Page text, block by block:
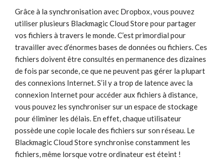
Grâce à la synchronisation avec Dropbox, vous pouvez
utiliser plusieurs Blackmagic Cloud Store pour partager
vos fichiers à travers le monde. C’est primordial pour
travailler avec d’énormes bases de données ou fichiers. Ces
fichiers doivent être consultés en permanence des dizaines
de fois par seconde, ce que ne peuvent pas gérer la plupart
des connexions Internet. S’il y a trop de latence avec la
connexion Internet pour accéder aux fichiers à distance,
vous pouvez les synchroniser sur un espace de stockage
pour éliminer les délais. En effet, chaque utilisateur
possède une copie locale des fichiers sur son réseau. Le
Blackmagic Cloud Store synchronise constamment les
fichiers, même lorsque votre ordinateur est éteint !